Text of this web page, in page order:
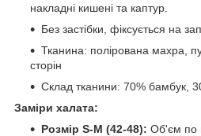
накладні кишені та каптур.
Без застібки, фіксується на
Тканина: полірована махра,
сторін
Склад тканини: 70% бамбук,
Заміри халата:
Розмір S-M (42-48): Об'єм по